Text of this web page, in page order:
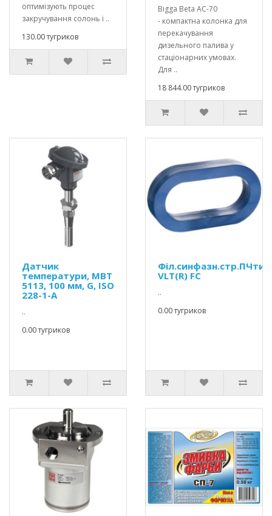
оптимізують процес
закручування солонь і ..
130.00 тугриков
Bigga Beta AC-70
- компактна колонка для
перекачування
дизельного палива у
стаціонарних умовах.
Для ..
18 844.00 тугриков
Датчик
температури, MBT
5113, 100 мм, G, ISO
228-1-A
..
0.00 тугриков
VLT(R) FC
..
0.00 тугриков